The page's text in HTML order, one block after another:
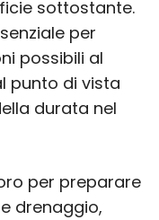
sottostante.
per
possibili al
punto di vista
durata nel
per preparare
drenaggio,